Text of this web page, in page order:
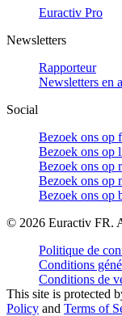
Euractiv Pro
Newsletters
Rapporteur
Newsletters en
Social
Bezoek ons op
Bezoek ons op
Bezoek ons op
Bezoek ons op
Bezoek ons op
© 2026 Euractiv FR.
Politique de
Conditions
Conditions de
This site is protected
Policy and Terms of